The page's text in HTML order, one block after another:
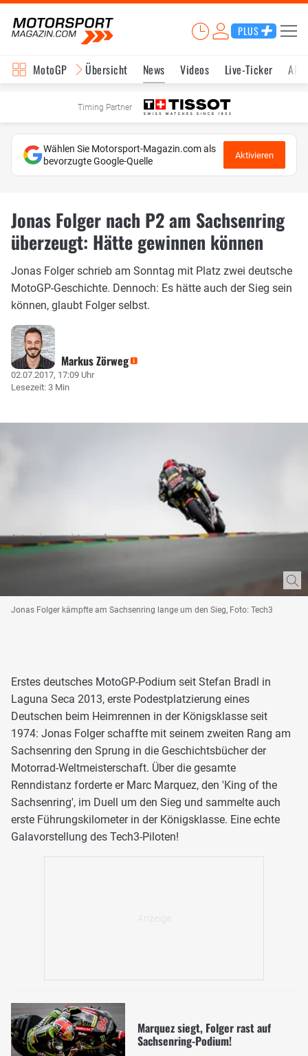
PLUS
MotoGP Übersicht News Videos Live-Ticker
Timing Partner
Wählen Sie Motorsport-Magazin.com als
bevorzugte Google-Quelle
Aktivieren
Jonas Folger nach P2 am Sachsenring
überzeugt: Hätte gewinnen können
Jonas Folger schrieb am Sonntag mit Platz zwei deutsche
MotoGP-Geschichte. Dennoch: Es hätte auch der Sieg sein
können, glaubt Folger selbst.
Markus Zörweg
02.07.2017, 17:09 Uhr
Lesezeit: 3 Min
Jonas Folger kämpfte am Sachsenring lange um den Sieg, Foto: Tech3
Erstes deutsches MotoGP-Podium seit Stefan Bradl in
Laguna Seca 2013, erste Podestplatzierung eines
Deutschen beim Heimrennen in der Königsklasse seit
1974: Jonas Folger schaffte mit seinem zweiten Rang am
Sachsenring den Sprung in die Geschichtsbücher der
Motorrad-Weltmeisterschaft. Über die gesamte
Renndistanz forderte er Marc Marquez, den 'King of the
Sachsenring', im Duell um den Sieg und sammelte auch
erste Führungskilometer in der Königsklasse. Eine echte
Galavorstellung des Tech3-Piloten!
Marquez siegt, Folger rast auf
Sachsenring-Podium!